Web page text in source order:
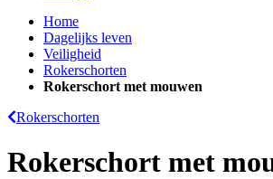
Home
Dagelijks leven
Veiligheid
Rokerschorten
Rokerschort met mouwen
Rokerschorten
Rokerschort met